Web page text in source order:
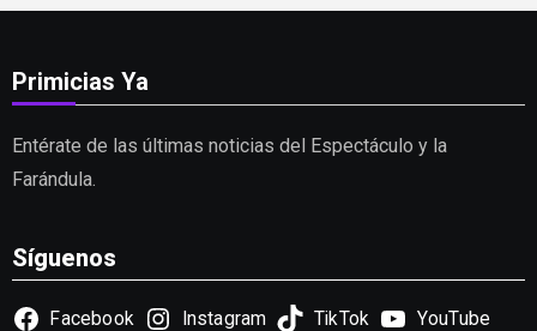
Primicias Ya
Entérate de las últimas noticias del Espectáculo y la
Farándula.
Síguenos
Facebook Instagram TikTok
YouTube